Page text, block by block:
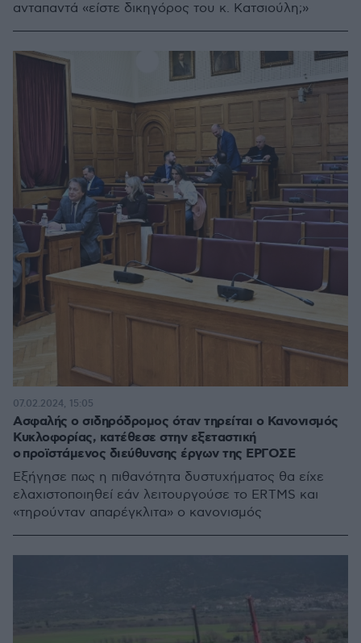
ανταπαντά «είστε δικηγόρος του κ. Κατσιούλη;»
Ασφαλής ο σιδηρόδρομος όταν τηρείται ο Κανονισμός
Κυκλοφορίας, κατέθεσε στην εξεταστική
ο προϊστάμενος διεύθυνσης έργων της ΕΡΓΟΣΕ
Εξήγησε πως η πιθανότητα δυστυχήματος θα είχε
ελαχιστοποιηθεί εάν λειτουργούσε το ERTMS και
«τηρούνταν απαρέγκλιτα» ο κανονισμός
07.02.2024, 15:05